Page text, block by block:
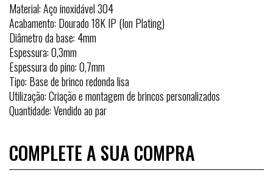
Material: Aço inoxidável 304
Acabamento: Dourado 18K IP (Ion Plating)
Diâmetro da base: 4mm
Espessura: 0,3mm
Espessura do pino: 0,7mm
Tipo: Base de brinco redonda lisa
Utilização: Criação e montagem de brincos personalizados
Quantidade: Vendido ao par
COMPLETE A SUA COMPRA